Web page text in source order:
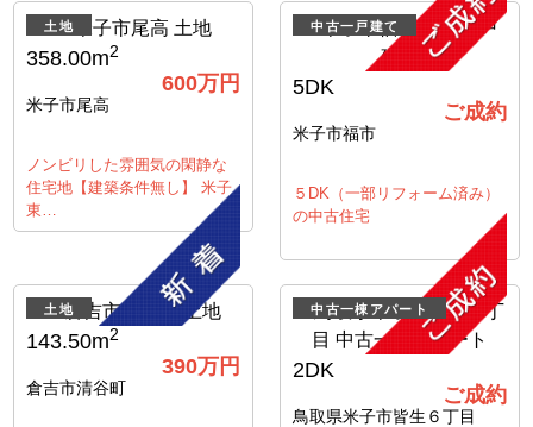
土地
358.00m2
600万円
米子市尾高
ノンビリした雰囲気の閑静な
住宅地【建築条件無し】 米子
東…
中古一戸建て
5DK
ご成約
米子市福市
５DK（一部リフォーム済み）
の中古住宅
土地
143.50m2
390万円
倉吉市清谷町
中古一棟アパート
2DK
ご成約
鳥取県米子市皆生６丁目